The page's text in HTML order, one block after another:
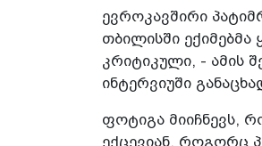
ევროკავშირი
თბილისში
კრიტიკული, - ამის
ინტერვიუში
ფოტიგა მიიჩნევს,
ექცევიან, როგორც